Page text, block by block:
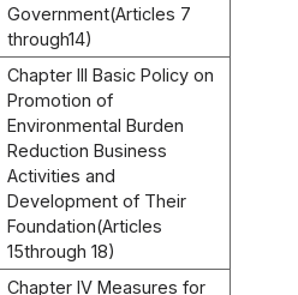
Government(Articles 7
through14)
Chapter III Basic Policy on
Promotion of
Environmental Burden
Reduction Business
Activities and
Development of Their
Foundation(Articles
15through 18)
Chapter IV Measures for